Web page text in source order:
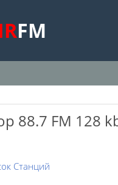
FM
88.7 FM 128
Станций